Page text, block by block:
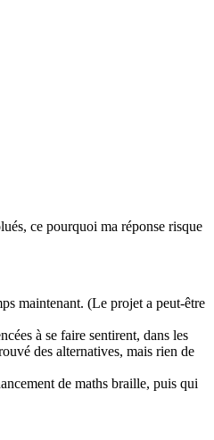
ce pourquoi ma réponse risque
maintenant. (Le projet a peut-être
à se faire sentirent, dans les
des alternatives, mais rien de
de maths braille, puis qui